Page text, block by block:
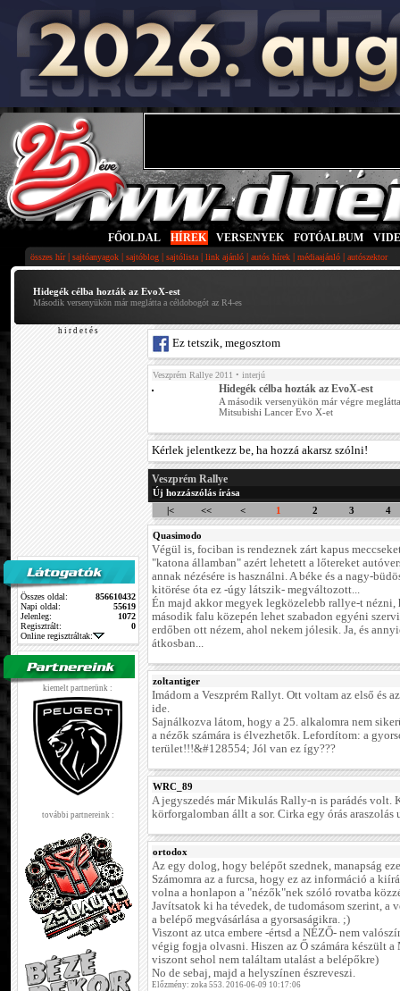
FŐOLDAL HÍREK VERSENYEK FOTÓALBUM
összes hír| sajtóanyagok | sajtóblog | sajtólista | link ajánló | autós hírek | médiaajánló | autószektor
Hidegék célba hozták az EvoX-est
Második versenyükön már meglátta a céldobogót az R4-es
h i r d e t é s
Összes oldal:
856610432
Napi oldal:
55619
Jelenleg:
1072
Regisztrált:
0
Online regisztráltak:
kiemelt partnerünk :
további partnereink :
Ez tetszik, megosztom
Veszprém Rallye 2011 • interjú
Hidegék célba hozták az EvoX-est
A második versenyükön már végre
Mitsubishi Lancer Evo X-et
Kérlek jelentkezz be, ha hozzá akarsz szólni!
Veszprém Rallye
Új hozzászólás írása
|<
<< < 1 2 3 4
Quasimodo
Végül is, fociban is rendeznek zárt kapus
"katona államban" azért lehetett a lőtereket
annak nézésére is használni. A béke és a nagy-
kitörése óta ez -úgy látszik- megváltozott...
Én majd akkor megyek legközelebb rallye-t nézni,
második falu közepén lehet szabadon egyéni
erdőben ott nézem, ahol nekem jólesik. Ja, és
átkosban...
zoltantiger
Imádom a Veszprém Rallyt. Ott voltam az első és
ide.
Sajnálkozva látom, hogy a 25. alkalomra nem
a nézők számára is élvezhetők. Lefordítom: a
terület!!!&#128554; Jól van ez így???
WRC_89
A jegyszedés már Mikulás Rally-n is parádés
körforgalomban állt a sor. Cirka egy órás araszolás
ortodox
Az egy dolog, hogy belépőt szednek, manapság
Számomra az a furcsa, hogy ez az információ a
volna a honlapon a "nézők"nek szóló rovatba
Javítsatok ki ha tévedek, de tudomásom szerint, a
a belépő megvásárlása a gyorsaságikra. ;)
Viszont az utca embere -értsd a NÉZŐ- nem
végig fogja olvasni. Hiszen az Ő számára készült a
viszont sehol nem találtam utalást a belépőkre)
No de sebaj, majd a helyszínen észreveszi.
Előzmény: zoka 553. 2016-06-09 10:17:06